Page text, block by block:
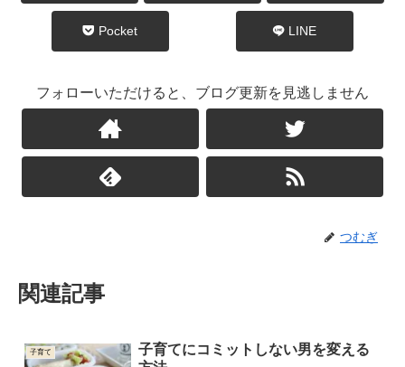
Pocket LINE
フォローいただけると、ブログ更新を見逃しません
つむぎ
関連記事
子育て
子育てにコミットしない男を変える